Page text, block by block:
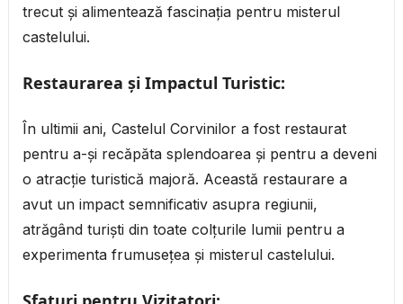
trecut și alimentează fascinația pentru misterul
castelului.
Restaurarea și Impactul Turistic:
În ultimii ani, Castelul Corvinilor a fost restaurat
pentru a-și recăpăta splendoarea și pentru a deveni
o atracție turistică majoră. Această restaurare a
avut un impact semnificativ asupra regiunii,
atrăgând turiști din toate colțurile lumii pentru a
experimenta frumusețea și misterul castelului.